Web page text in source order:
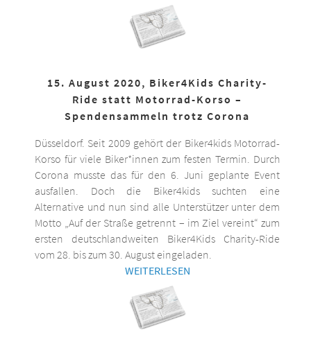
15. August 2020, Biker4Kids Charity-
Ride statt Motorrad-Korso –
Spendensammeln trotz Corona
Düsseldorf. Seit 2009 gehört der Biker4kids Motorrad-
Korso für viele Biker*innen zum festen Termin. Durch
Corona musste das für den 6. Juni geplante Event
ausfallen. Doch die Biker4kids suchten eine
Alternative und nun sind alle Unterstützer unter dem
Motto „Auf der Straße getrennt – im Ziel vereint“ zum
ersten deutschlandweiten Biker4Kids Charity-Ride
vom 28. bis zum 30. August eingeladen.
WEITERLESEN